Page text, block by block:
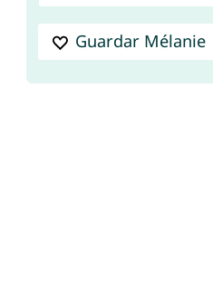
Guardar Mélanie